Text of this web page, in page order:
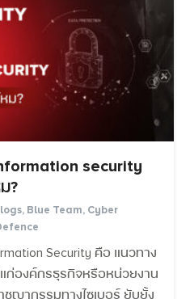
security
?
, Blue Team, Cyber
Security คือ แนวทาง
ก่องค์กรธุรกิจหรือหน่วยงาน
ชญากรรมทางไซเบอร์ ยับยั้ง